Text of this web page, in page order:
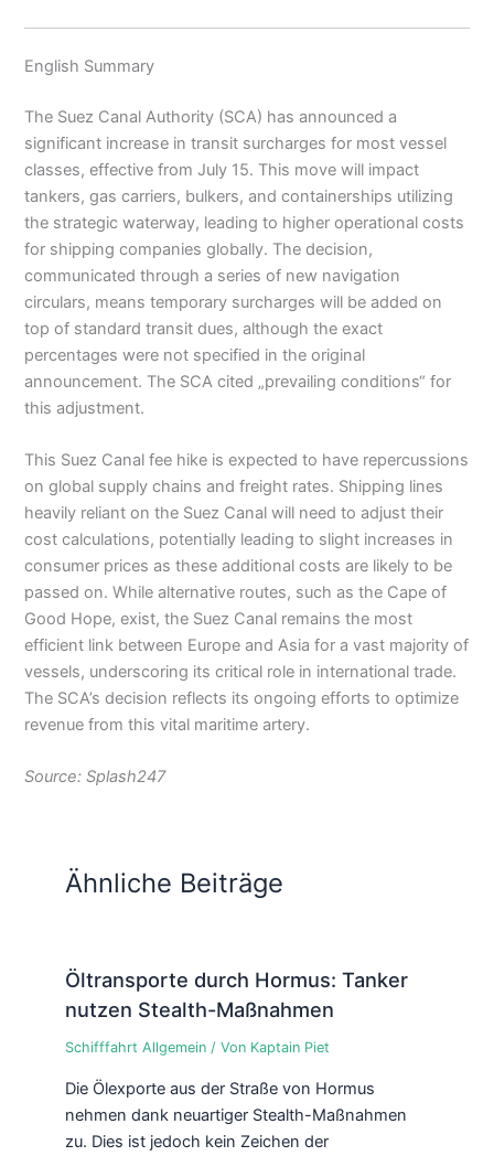
English Summary
The Suez Canal Authority (SCA) has announced a
significant increase in transit surcharges for most vessel
classes, effective from July 15. This move will impact
tankers, gas carriers, bulkers, and containerships utilizing
the strategic waterway, leading to higher operational costs
for shipping companies globally. The decision,
communicated through a series of new navigation
circulars, means temporary surcharges will be added on
top of standard transit dues, although the exact
percentages were not specified in the original
announcement. The SCA cited „prevailing conditions“ for
this adjustment.
This Suez Canal fee hike is expected to have repercussions
on global supply chains and freight rates. Shipping lines
heavily reliant on the Suez Canal will need to adjust their
cost calculations, potentially leading to slight increases in
consumer prices as these additional costs are likely to be
passed on. While alternative routes, such as the Cape of
Good Hope, exist, the Suez Canal remains the most
efficient link between Europe and Asia for a vast majority of
vessels, underscoring its critical role in international trade.
The SCA’s decision reflects its ongoing efforts to optimize
revenue from this vital maritime artery.
Source: Splash247
Ähnliche Beiträge
Öltransporte durch Hormus: Tanker
nutzen Stealth-Maßnahmen
Schifffahrt Allgemein/ Von Kaptain Piet
Die Ölexporte aus der Straße von Hormus
nehmen dank neuartiger Stealth-Maßnahmen
zu. Dies ist jedoch kein Zeichen der